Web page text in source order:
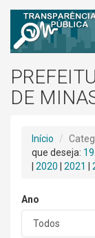
DE
Início
que deseja:
2020 2021
Ano